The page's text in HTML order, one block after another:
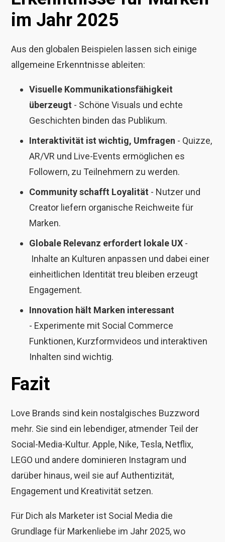
im Jahr 2025
Aus den globalen Beispielen lassen sich einige
allgemeine Erkenntnisse ableiten:
Visuelle Kommunikationsfähigkeit
überzeugt - Schöne Visuals und echte
Geschichten binden das Publikum.
Interaktivität ist wichtig, Umfragen - Quizze,
AR/VR und Live-Events ermöglichen es
Followern, zu Teilnehmern zu werden.
Community schafft Loyalität - Nutzer und
Creator liefern organische Reichweite für
Marken.
Globale Relevanz erfordert lokale UX -
Inhalte an Kulturen anpassen und dabei einer
einheitlichen Identität treu bleiben erzeugt
Engagement.
Innovation hält Marken interessant
- Experimente mit Social Commerce
Funktionen, Kurzformvideos und interaktiven
Inhalten sind wichtig.
Fazit
Love Brands sind kein nostalgisches Buzzword
mehr. Sie sind ein lebendiger, atmender Teil der
Social-Media-Kultur. Apple, Nike, Tesla, Netflix,
LEGO und andere dominieren Instagram und
darüber hinaus, weil sie auf Authentizität,
Engagement und Kreativität setzen.
Für Dich als Marketer ist Social Media die
Grundlage für Markenliebe im Jahr 2025, wo